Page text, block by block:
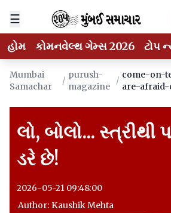
☰
હોમ કોમનવેલ્થ ગેમ્સ 2026 ટોપ
Mumbai
Samachar
/
purush-
magazine
/
come-on-
are-
લો, બોલો... સ્ત્રીથી
ડરે છે!
2026-05-21 09:48:00
Author: Kaushik Mehta